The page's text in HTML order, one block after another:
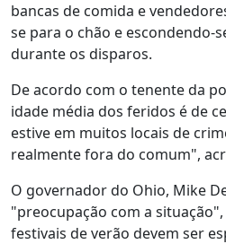
bancas de comida e
se para o chão e escondendo-
durante os disparos.
De acordo com o tenente da
idade média dos feridos é de
estive em muitos locais de
realmente fora do comum",
O governador do Ohio, Mike
"preocupação com a
festivais de verão devem ser